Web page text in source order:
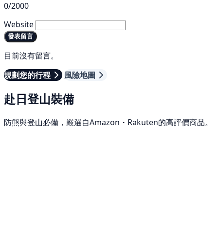
0/2000
Website
發表留言
目前沒有留言。
規劃您的行程
風險地圖
赴日登山裝備
防熊與登山必備，嚴選自Amazon・Rakuten的高評價商品。